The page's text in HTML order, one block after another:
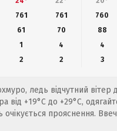
761
761 760
61
70 88
1
4 4
2
2 3
ледь відчутний вітер
від +19°C до +29°C,
очікується прояснення.